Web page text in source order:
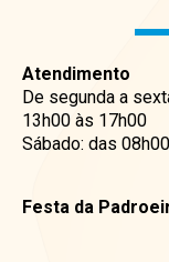
Atendimento
De segunda a
13h00 às 17h00
Sábado: das
Festa da